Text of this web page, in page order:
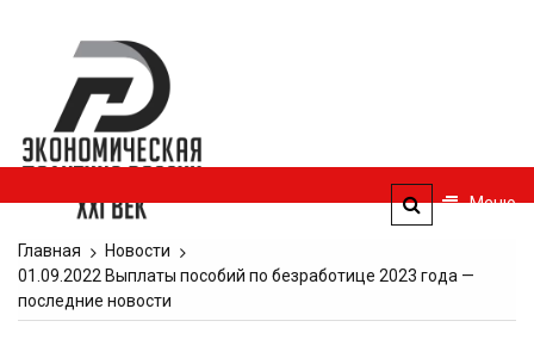
содержимому
век
Меню
Главная
Новости
01.09.2022 Выплаты пособий по безработице 2023 года —
последние новости